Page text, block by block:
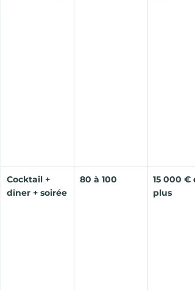
Cocktail +
dîner + soirée
80 à 100
15 000 €
plus